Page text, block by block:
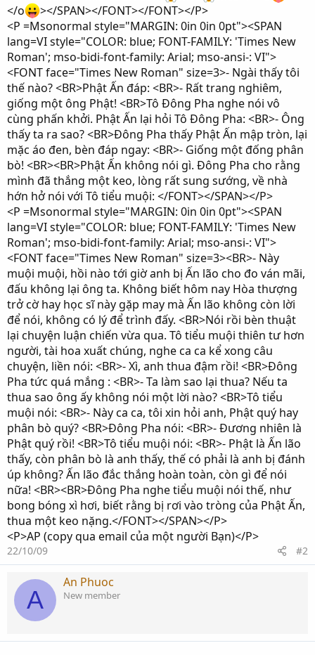
</o
></SPAN></FONT></FONT></P>
<P =Msonormal style="MARGIN: 0in 0in 0pt"><SPAN
lang=VI style="COLOR: blue; FONT-FAMILY: 'Times New
Roman'; mso-bidi-font-family: Arial; mso-ansi-: VI">
<FONT face="Times New Roman" size=3>- Ngài thấy tôi
thế nào? <BR>Phật Ấn đáp: <BR>- Rất trang nghiêm,
giống một ông Phật! <BR>Tô Đông Pha nghe nói vô
cùng phấn khởi. Phật Ấn lại hỏi Tô Đông Pha: <BR>- Ông
thấy ta ra sao? <BR>Đông Pha thấy Phật Ấn mập tròn, lại
mặc áo đen, bèn đáp ngay: <BR>- Giống một đống phân
bò! <BR><BR>Phật Ấn không nói gì. Đông Pha cho rằng
mình đã thắng một keo, lòng rất sung sướng, về nhà
hớn hở nói với Tô tiểu muội: </FONT></SPAN></P>
<P =Msonormal style="MARGIN: 0in 0in 0pt"><SPAN
lang=VI style="COLOR: blue; FONT-FAMILY: 'Times New
Roman'; mso-bidi-font-family: Arial; mso-ansi-: VI">
<FONT face="Times New Roman" size=3><BR>- Này
muội muội, hồi nào tới giờ anh bị Ấn lão cho đo ván mãi,
đấu không lại ông ta. Không biết hôm nay Hòa thượng
trở cờ hay học sĩ này gặp may mà Ấn lão không còn lời
để nói, không có lý để trình đấy. <BR>Nói rồi bèn thuật
lại chuyện luận chiến vừa qua. Tô tiểu muội thiên tư hơn
người, tài hoa xuất chúng, nghe ca ca kể xong câu
chuyện, liền nói: <BR>- Xì, anh thua đậm rồi! <BR>Đông
Pha tức quá mắng : <BR>- Ta làm sao lại thua? Nếu ta
thua sao ông ấy không nói một lời nào? <BR>Tô tiểu
muội nói: <BR>- Này ca ca, tôi xin hỏi anh, Phật quý hay
phân bò quý? <BR>Đông Pha nói: <BR>- Đương nhiên là
Phật quý rồi! <BR>Tô tiểu muội nói: <BR>- Phật là Ấn lão
thấy, còn phân bò là anh thấy, thế có phải là anh bị đánh
úp không? Ấn lão đắc thắng hoàn toàn, còn gì để nói
nữa! <BR><BR>Đông Pha nghe tiểu muội nói thế, như
bong bóng xì hơi, biết rằng bị rơi vào tròng của Phật Ấn,
thua một keo nặng.</FONT></SPAN></P>
<P>AP (copy qua email của một người Bạn)</P>
22/10/09 #2
A
An Phuoc
New member